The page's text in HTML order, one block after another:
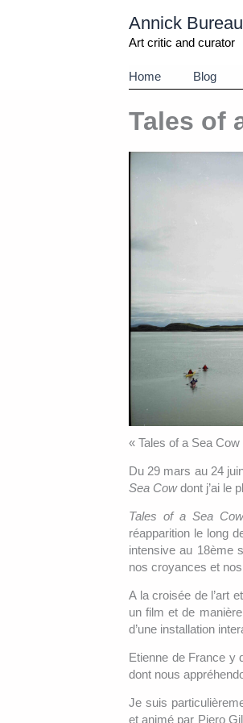
Annick
Art critic and curator
Home Blog
Tales of
« Tales of a Sea
Du 29 mars au 24
Sea Cowdont j’ai le
Tales of a Sea
réapparition le long
intensive au 18ème
nos croyances et
A la croisée de l’art
un film et de
d’une installation
Etienne de France y
dont nous
Je suis
et animé par Piero